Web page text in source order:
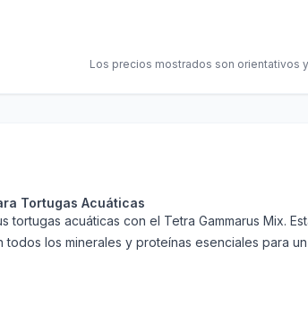
Los precios mostrados son orientativos
Tortugas Acuáticas
acuáticas con el Tetra Gammarus Mix.
los minerales y proteínas esenciales para